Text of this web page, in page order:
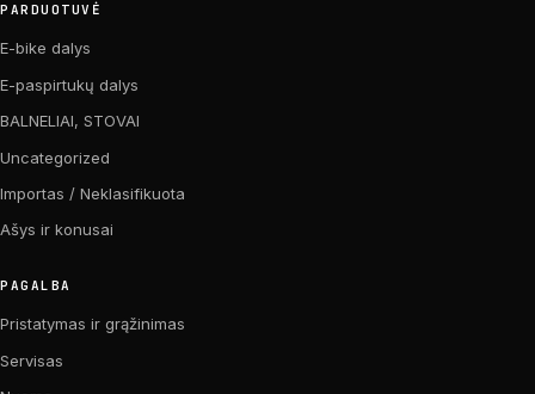
PARDUOTUVĖ
E-bike dalys
E-paspirtukų dalys
BALNELIAI, STOVAI
Uncategorized
Importas / Neklasifikuota
Ašys ir konusai
PAGALBA
Pristatymas ir grąžinimas
Servisas